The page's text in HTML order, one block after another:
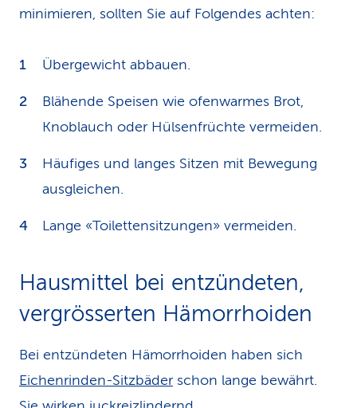
minimieren, sollten Sie auf Folgendes achten:
Übergewicht abbauen.
Blähende Speisen wie ofenwarmes Brot,
Knoblauch oder Hülsenfrüchte vermeiden.
Häufiges und langes Sitzen mit Bewegung
ausgleichen.
Lange «Toilettensitzungen» vermeiden.
Hausmittel bei entzün­deten,
vergrösserten Hämorrhoiden
Bei entzündeten Hämorrhoiden haben sich
Eichenrinden-Sitzbäder schon lange bewährt.